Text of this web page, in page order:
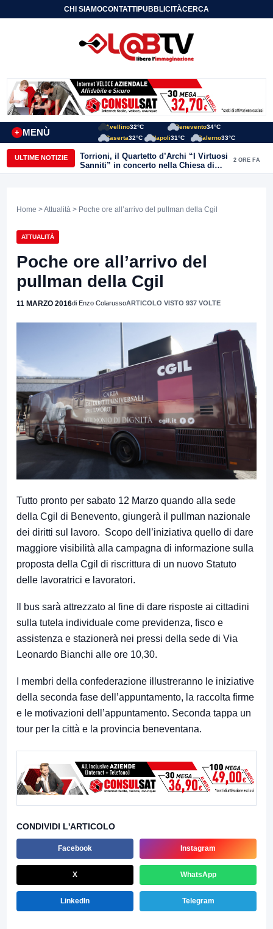
CHI SIAMOCONTATTIPUBBLICITÀCERCA
MENÙ
+
Avellino32°C Benevento34°C
Caserta32°C Napoli31°C Salerno33°C
ULTIME NOTIZIE
Torrioni, il Quartetto d’Archi “I Virtuosi
Sanniti” in concerto nella Chiesa di
San Michele Arcangelo
2 ORE FA
Home >Attualità > Poche ore all’arrivo del pullman della Cgil
ATTUALITÀ
Poche ore all’arrivo del
pullman della Cgil
11 MARZO 2016di Enzo ColarussoARTICOLO VISTO 937 VOLTE
Tutto pronto per sabato 12 Marzo quando alla sede
della Cgil di Benevento, giungerà il pullman nazionale
dei diritti sul lavoro. Scopo dell’iniziativa quello di dare
maggiore visibilità alla campagna di informazione sulla
proposta della Cgil di riscrittura di un nuovo Statuto
delle lavoratrici e lavoratori.
Il bus sarà attrezzato al fine di dare risposte ai cittadini
sulla tutela individuale come previdenza, fisco e
assistenza e stazionerà nei pressi della sede di Via
Leonardo Bianchi alle ore 10,30.
I membri della confederazione illustreranno le iniziative
della seconda fase dell’appuntamento, la raccolta firme
e le motivazioni dell’appuntamento. Seconda tappa un
tour per la città e la provincia beneventana.
CONDIVIDI L'ARTICOLO
Facebook Instagram
X WhatsApp
LinkedIn Telegram